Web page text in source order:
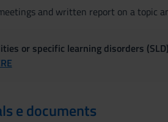
and written report on a topic
or specific learning disorders
e documents